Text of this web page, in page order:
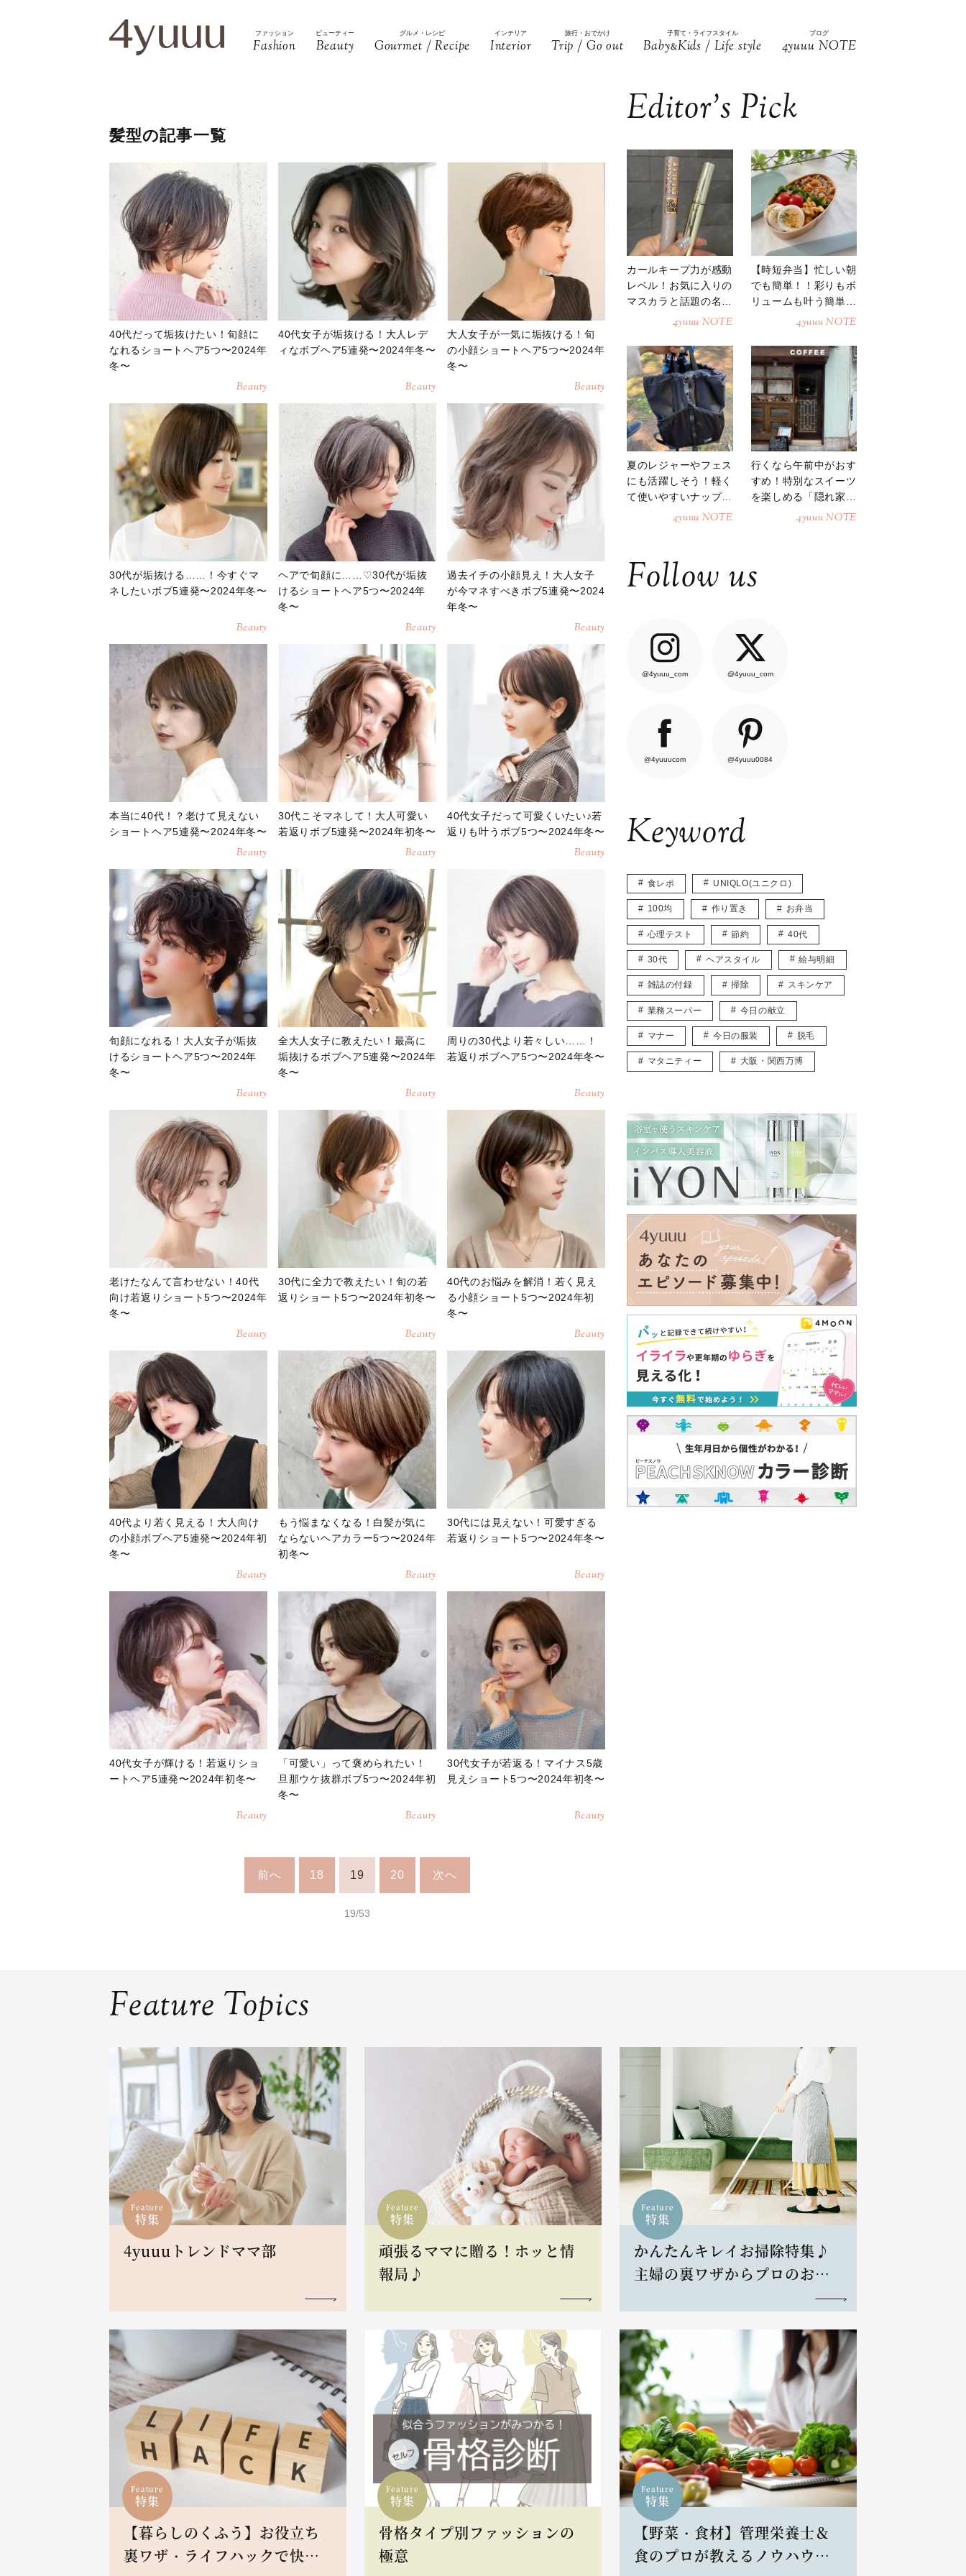
ファッション
Fashion
ビューティー
Beauty
グルメ・レシピ
Gourmet / Recipe
インテリア
Interior
旅行・おでかけ
Trip / Go out
子育て・ライフスタイル
Baby&Kids / Life style
ブログ
4yuuu NOTE
髪型の記事一覧
40代だって垢抜けたい！旬顔に
なれるショートヘア5つ〜2024年
冬〜
Beauty
40代女子が垢抜ける！大人レデ
ィなボブヘア5連発〜2024年冬〜
Beauty
大人女子が一気に垢抜ける！旬
の小顔ショートヘア5つ〜2024年
冬〜
Beauty
30代が垢抜ける……！今すぐマ
ネしたいボブ5連発〜2024年冬〜
Beauty
ヘアで旬顔に……♡30代が垢抜
けるショートヘア5つ〜2024年
冬〜
Beauty
過去イチの小顔見え！大人女子
が今マネすべきボブ5連発〜2024
年冬〜
Beauty
本当に40代！？老けて見えない
ショートヘア5連発〜2024年冬〜
Beauty
30代こそマネして！大人可愛い
若返りボブ5連発〜2024年初冬〜
Beauty
40代女子だって可愛くいたい♪若
返りも叶うボブ5つ〜2024年冬〜
Beauty
旬顔になれる！大人女子が垢抜
けるショートヘア5つ〜2024年
冬〜
Beauty
全大人女子に教えたい！最高に
垢抜けるボブヘア5連発〜2024年
冬〜
Beauty
周りの30代より若々しい……！
若返りボブヘア5つ〜2024年冬〜
Beauty
老けたなんて言わせない！40代
向け若返りショート5つ〜2024年
冬〜
Beauty
30代に全力で教えたい！旬の若
返りショート5つ〜2024年初冬〜
Beauty
40代のお悩みを解消！若く見え
る小顔ショート5つ〜2024年初
冬〜
Beauty
40代より若く見える！大人向け
の小顔ボブヘア5連発〜2024年初
冬〜
Beauty
もう悩まなくなる！白髪が気に
ならないヘアカラー5つ〜2024年
初冬〜
Beauty
30代には見えない！可愛すぎる
若返りショート5つ〜2024年冬〜
Beauty
40代女子が輝ける！若返りショ
ートヘア5連発〜2024年初冬〜
Beauty
「可愛い」って褒められたい！
旦那ウケ抜群ボブ5つ〜2024年初
冬〜
Beauty
30代女子が若返る！マイナス5歳
見えショート5つ〜2024年初冬〜
Beauty
前へ 18 19 20 次へ
19/53
Editor’s Pick
カールキープ力が感動
レベル！お気に入りの
マスカラと話題の名品
4yuuu NOTE
【時短弁当】忙しい朝
でも簡単！！彩りもボ
リュームも叶う簡単そ
4yuuu NOTE
夏のレジャーやフェス
にも活躍しそう！軽く
て使いやすいナップサ
4yuuu NOTE
行くなら午前中がおす
すめ！特別なスイーツ
を楽しめる「隠れ家カ
4yuuu NOTE
Follow us
@4yuuu_com @4yuuu_com
@4yuuucom @4yuuu0084
Keyword
食レポ UNIQLO(ユニクロ)
100均 作り置き お弁当
心理テスト 節約 40代
30代 ヘアスタイル 給与明細
雑誌の付録 掃除 スキンケア
業務スーパー 今日の献立
マナー 今日の服装 脱毛
マタニティー 大阪・関西万博
Feature Topics
Feature
特集
4yuuuトレンドママ部
Feature
特集
頑張るママに贈る！ホッと情
報局♪
Feature
特集
かんたんキレイお掃除特集♪
主婦の裏ワザからプロのお掃
Feature
特集
【暮らしのくふう】お役立ち
裏ワザ・ライフハックで快適L
Feature
特集
骨格タイプ別ファッションの
極意
Feature
特集
【野菜・食材】管理栄養士＆
食のプロが教えるノウハウと